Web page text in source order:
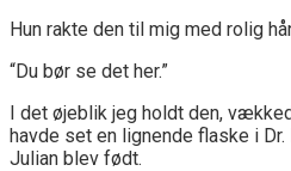
Hun rakte den til mig med rolig
“Du bør se det her.”
I det øjeblik jeg holdt den,
havde set en lignende flaske i
Julian blev født.